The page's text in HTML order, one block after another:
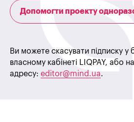
Допомогти проекту
Ви можете скасувати підписку у
власному кабінеті LIQPAY, або
адресу: editor@mind.ua.